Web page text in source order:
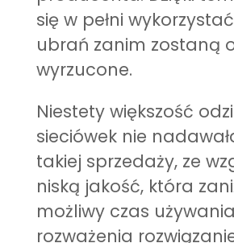
się w pełni
ubrań zanim zostaną
wyrzucone.
Niestety większość
sieciówek nie
takiej sprzedaży, ze
niską jakość, która
możliwy czas
rozważenia